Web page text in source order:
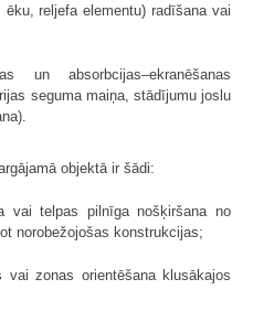
reljefa elementu) radīšana vai
un absorbcijas–ekranēšanas
seguma maiņa, stādījumu joslu
objektā ir šādi:
vai telpas pilnīga nošķiršana no
norobežojošas konstrukcijas;
vai zonas orientēšana klusākajos